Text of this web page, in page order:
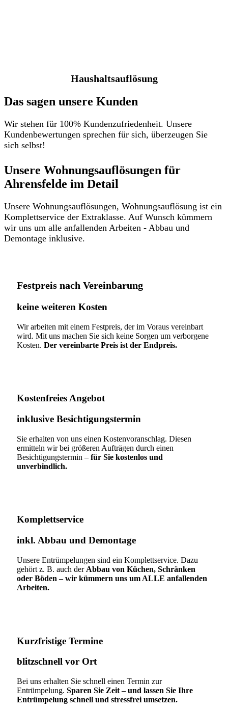
Haushaltsauflösung
Das sagen unsere Kunden
Wir stehen für 100% Kundenzufriedenheit. Unsere
Kundenbewertungen sprechen für sich, überzeugen Sie
sich selbst!
Unsere Wohnungsauflösungen für
Ahrensfelde im Detail​
Unsere Wohnungsauflösungen, Wohnungsauflösung ist ein
Komplettservice der Extraklasse. Auf Wunsch kümmern
wir uns um alle anfallenden Arbeiten - Abbau und
Demontage inklusive.
Festpreis nach Vereinbarung
keine weiteren Kosten
Wir arbeiten mit einem Festpreis, der im Voraus vereinbart
wird. Mit uns machen Sie sich keine Sorgen um verborgene
Kosten. Der vereinbarte Preis ist der Endpreis.
Kostenfreies Angebot
inklusive Besichtigungstermin
Sie erhalten von uns einen Kostenvoranschlag. Diesen
ermitteln wir bei größeren Aufträgen durch einen
Besichtigungstermin – für Sie kostenlos und
unverbindlich.
Komplettservice​
inkl. Abbau und Demontage​
Unsere Entrümpelungen sind ein Komplettservice. Dazu
gehört z. B. auch der Abbau von Küchen, Schränken
oder Böden – wir kümmern uns um ALLE anfallenden
Arbeiten.
Kurzfristige Termine​
blitzschnell vor Ort
Bei uns erhalten Sie schnell einen Termin zur
Entrümpelung. Sparen Sie Zeit – und lassen Sie Ihre
Entrümpelung schnell und stressfrei umsetzen.